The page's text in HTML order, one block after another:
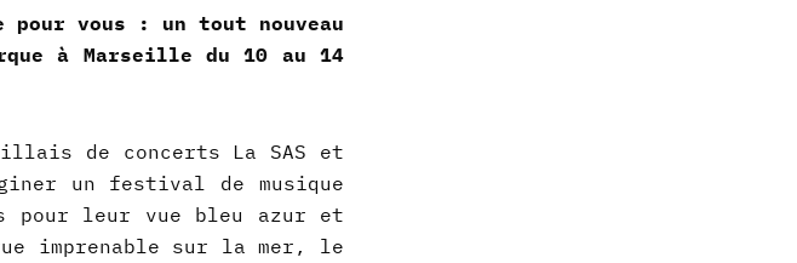
pour vous : un tout nouveau
à Marseille du 10 au 14
de concerts La SAS et
un festival de musique
leur vue bleu azur et
imprenable sur la mer, le